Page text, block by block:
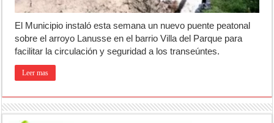
El Municipio instaló esta semana un nuevo puente peatonal
sobre el arroyo Lanusse en el barrio Villa del Parque para
facilitar la circulación y seguridad a los transeúntes.
Leer mas